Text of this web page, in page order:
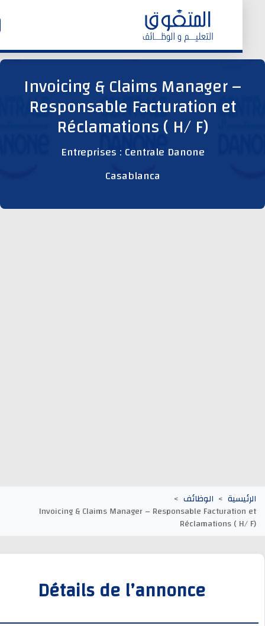
وظائف اليوم
وظائف المؤسسات و المقاولات العمومية
Invoicing & Claims Manager –
Responsable Facturation et
Réclamations ( H/ F)
Entreprises : Centrale Danone
Casablanca
الوظائف
Invoicing & Claims Manager – Responsable
Réclamations (
Détails de l’annonce